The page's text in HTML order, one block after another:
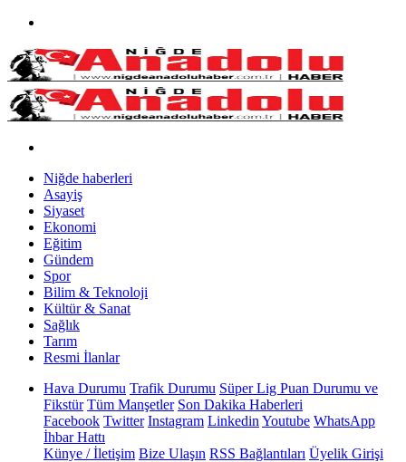
Niğde haberleri
Asayiş
Siyaset
Ekonomi
Eğitim
Gündem
Spor
Bilim & Teknoloji
Kültür & Sanat
Sağlık
Tarım
Resmi İlanlar
Hava Durumu Trafik Durumu Süper Lig Puan Durumu ve
Fikstür Tüm Manşetler Son Dakika Haberleri
Facebook Twitter Instagram Linkedin Youtube WhatsApp
İhbar Hattı
Künye / İletişim Bize Ulaşın RSS Bağlantıları Üyelik Girişi